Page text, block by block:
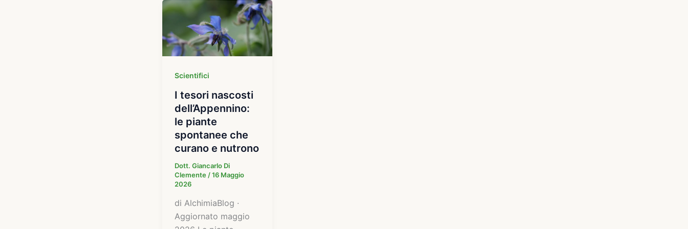
Scientifici
I tesori nascosti
dell’Appennino:
le piante
spontanee che
curano e nutrono
Dott. Giancarlo Di
Clemente /16 Maggio
2026
di AlchimiaBlog ·
Aggiornato maggio